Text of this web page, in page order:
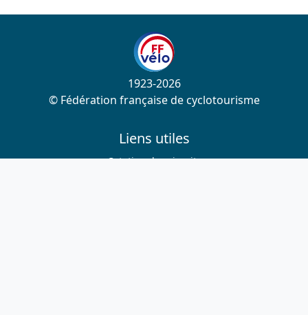
1923-2026
© Fédération française de cyclotourisme
Liens utiles
Cotation des circuits